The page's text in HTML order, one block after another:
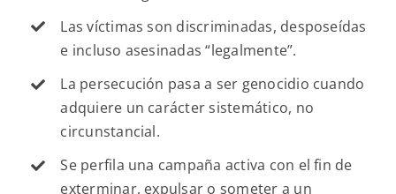
Las víctimas son discriminadas, desposeídas
e incluso asesinadas “legalmente”.
La persecución pasa a ser genocidio cuando
adquiere un carácter sistemático, no
circunstancial.
Se perfila una campaña activa con el fin de
exterminar, expulsar o someter a un